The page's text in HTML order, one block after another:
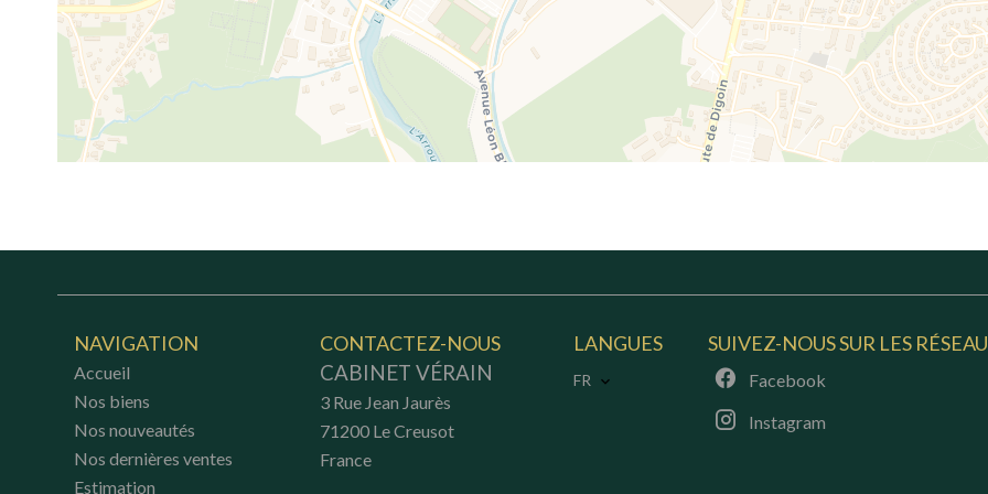
NAVIGATION
Accueil
Nos biens
Nos nouveautés
Nos dernières ventes
Estimation
CONTACTEZ-NOUS
CABINET VÉRAIN
3 Rue Jean Jaurès
71200 Le Creusot
France
LANGUES
FR
SUIVEZ-NOUS SUR LES
Facebook
Instagram